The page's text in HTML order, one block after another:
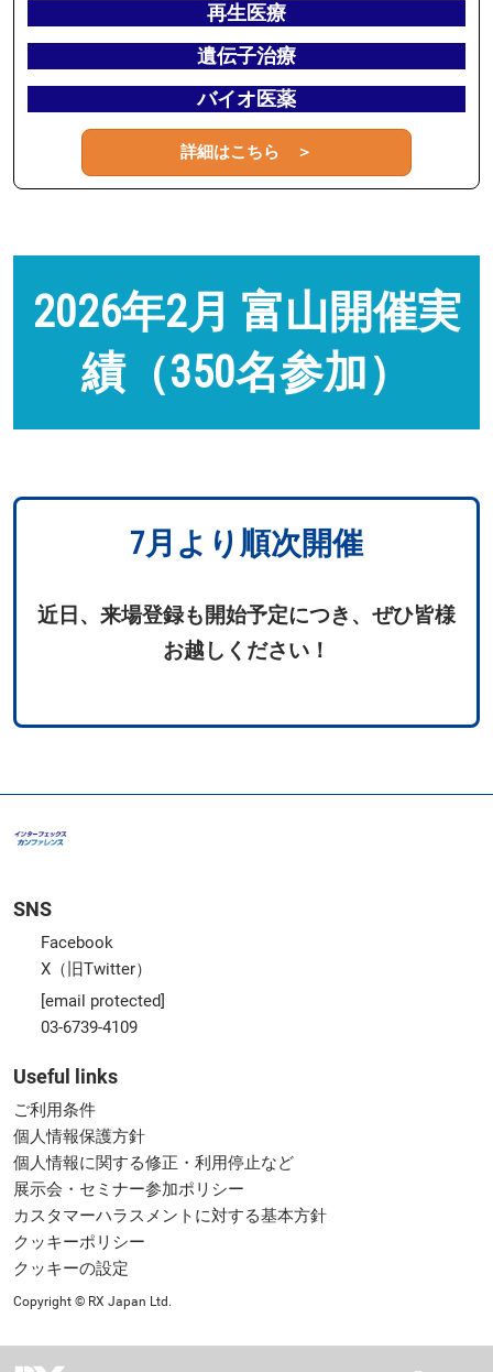
再生医療
遺伝子治療
バイオ医薬
詳細はこちら ＞
2026年2月 富山開催実
績（350名参加）
7月より順次開催
近日、来場登録も開始予定につき、ぜひ皆様
お越しください！
SNS
Facebook
X（旧Twitter）
[email protected]
03-6739-4109
Useful links
ご利用条件
個人情報保護方針
個人情報に関する修正・利用停止など
展示会・セミナー参加ポリシー
カスタマーハラスメントに対する基本方針
クッキーポリシー
クッキーの設定
Copyright © RX Japan Ltd.